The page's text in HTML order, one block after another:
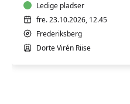
Ledige pladser
fre. 23.10.2026, 12.45
Frederiksberg
Dorte Virén Riise